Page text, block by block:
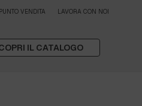
PUNTO VENDITA LAVORA CON NOI
IL CATALOGO